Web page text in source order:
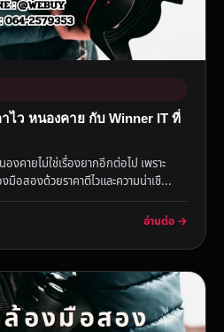
ไว หนองคาย กับ Winner IT ที่
คายไม่ใช่เรื่องยากอีกต่อไป เพราะ
อสองด้วยราคาตีไวและความน่าเชื...
อ่านต่อ →